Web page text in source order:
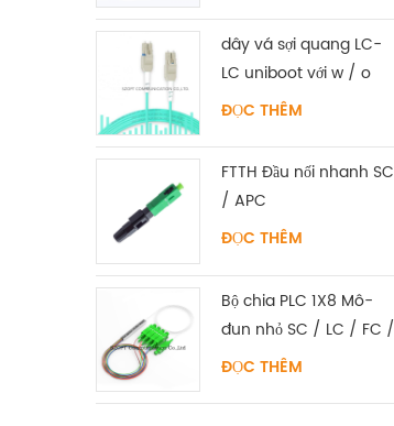
dây vá sợi quang LC-
LC uniboot với w / o
tab singlemode
ĐỌC THÊM
FTTH Đầu nối nhanh SC
/ APC
ĐỌC THÊM
Bộ chia PLC 1X8 Mô-
đun nhỏ SC / LC / FC /
ST UPC APC
ĐỌC THÊM